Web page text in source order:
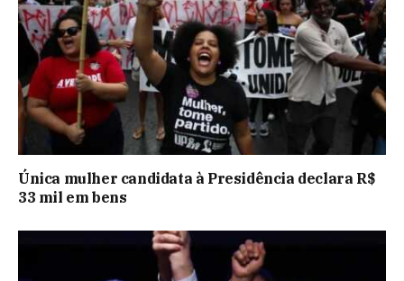
Única mulher candidata à Presidência declara R$
33 mil em bens